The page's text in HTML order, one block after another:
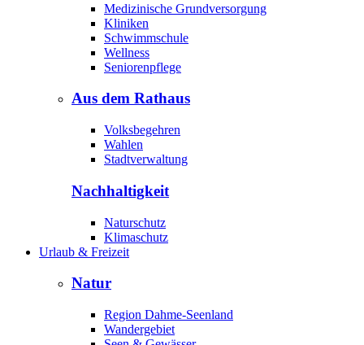
Medizinische Grundversorgung
Kliniken
Schwimmschule
Wellness
Seniorenpflege
Aus dem Rathaus
Volksbegehren
Wahlen
Stadtverwaltung
Nachhaltigkeit
Naturschutz
Klimaschutz
Urlaub & Freizeit
Natur
Region Dahme-Seenland
Wandergebiet